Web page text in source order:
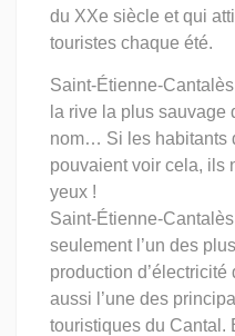
du XXe siècle et qui
touristes chaque été.
Saint-Étienne-
la rive la plus sauvage
nom… Si les habitants
pouvaient voir cela, ils
yeux !
Saint-Étienne-
seulement l’un des
production d’électricité
aussi l’une des
touristiques du Cantal.